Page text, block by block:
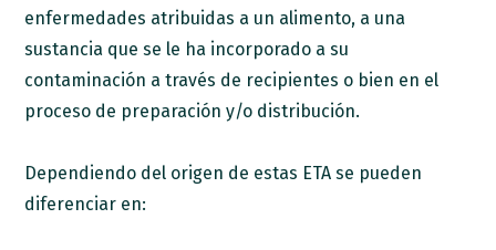
enfermedades atribuidas a un alimento, a una
sustancia que se le ha incorporado a su
contaminación a través de recipientes o bien en el
proceso de preparación y/o distribución.
Dependiendo del origen de estas ETA se pueden
diferenciar en: